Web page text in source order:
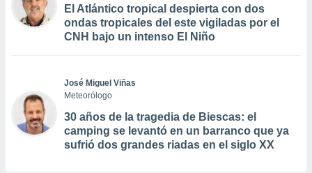
El Atlántico tropical despierta con dos
ondas tropicales del este vigiladas por el
CNH bajo un intenso El Niño
José Miguel Viñas
Meteorólogo
30 años de la tragedia de Biescas: el
camping se levantó en un barranco que ya
sufrió dos grandes riadas en el siglo XX